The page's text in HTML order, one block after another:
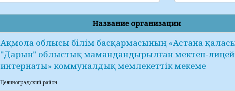
Название организации
Ақмола облысы білім басқармасының «Астана
"Дарын" облыстық мамандандырылған мектеп-
интернаты» коммуналдық мемлекеттік мекеме
Целиноградский район